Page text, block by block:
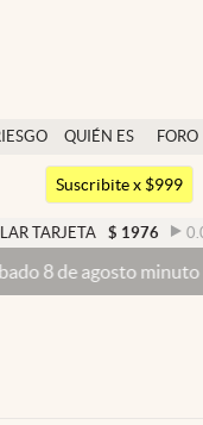
QUIÉN ES
QUIÉN
FORO
Argentina
México
Suscribite x $999
$ 1976 0.00%
agosto minuto a